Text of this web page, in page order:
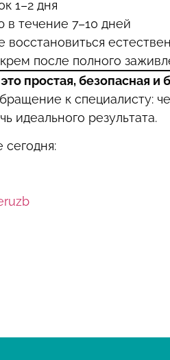
1–2 дня
в течение 7–10 дней
восстановиться
после полного
простая, безопасная и
к специалисту:
идеального результата.